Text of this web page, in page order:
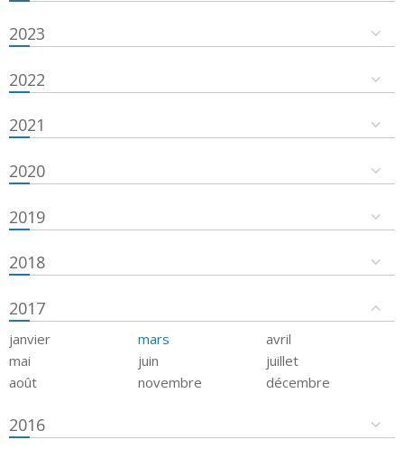
2023
2022
2021
2020
2019
2018
2017
janvier mars
avril
mai
juin
juillet
août
novembre décembre
2016